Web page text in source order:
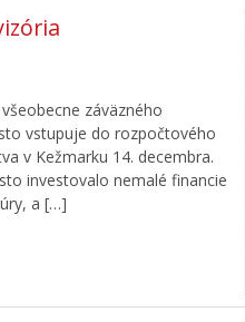
záväzného
vstupuje do rozpočtového
v Kežmarku 14. decembra.
investovalo nemalé financie
a […]